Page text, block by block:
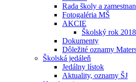
Rada školy a
Fotogaléria MŠ
AKCIE
Školský rok
Dokumenty
Dôležité oznamy
Školská jedáleň
Jedálny lístok
Aktuality, oznamy ŠJ